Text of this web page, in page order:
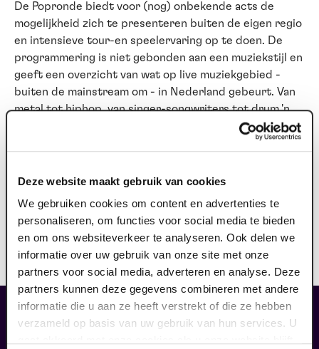
Deze website maakt gebruik van cookies
We gebruiken cookies om content en advertenties te
personaliseren, om functies voor social media te bieden
en om ons websiteverkeer te analyseren. Ook delen we
informatie over uw gebruik van onze site met onze
partners voor social media, adverteren en analyse. Deze
partners kunnen deze gegevens combineren met andere
informatie die u aan ze heeft verstrekt of die ze hebben
verzameld op basis van uw gebruik van hun services. U
De Popronde biedt voor (nog) onbekende acts de
mogelijkheid zich te presenteren buiten de eigen regio
en intensieve tour-en speelervaring op te doen. De
programmering is niet gebonden aan een muziekstijl en
geeft een overzicht van wat op live muziekgebied -
buiten de mainstream om - in Nederland gebeurt. Van
metal tot hiphop, van singer-songwriters tot drum 'n
met de Popronde kunnen zich vanaf 1 december
zich over alle aanmeldingen en selecteert daar de ca
100 acts uit de meer dan 1000 aanmeldingen, die dat
jaar onderdeel zijn van de programmering. De
Popronde is een showcasefestival en geen wedstrijd.
liefhebbers bestelden ook...